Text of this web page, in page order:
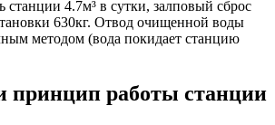
станции 4.7м³ в сутки, залповый сброс
630кг. Отвод очищенной воды
методом (вода покидает станцию
принцип работы станции